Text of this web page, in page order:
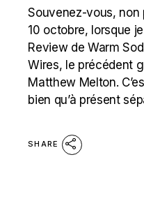
Souvenez-vous, non
10 octobre, lorsque
Review de Warm
Wires, le précédent
Matthew Melton.
bien qu’à présent
SHARE